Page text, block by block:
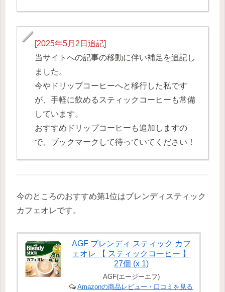
[2025年5月2日追記]
当サイトへの記事の移動に伴い補足を追記し
ました。
今やドリップコーヒーへと移行した私です
が、手軽に飲めるスティックコーヒーも常備
しています。
おすすめドリップコーヒーも追加しますの
で、ブックマークして待っていてください！
今のところのおすすめ第1位はブレンディスティック
カフェオレです。
AGF ブレンディ スティック カフ
ェオレ 【 スティックコーヒー 】
27個 (x 1)
AGF(エージーエフ)
Amazonの商品レビュー・口コミを見る